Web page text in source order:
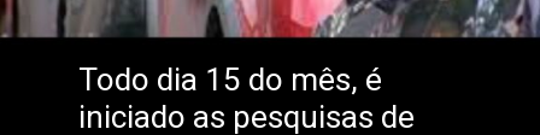
Todo dia 15 do mês, é
iniciado as pesquisas de